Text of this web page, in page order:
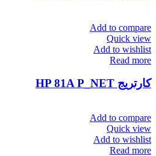
Add to compare
Quick view
Add to wishlist
Read more
کارتریج HP 81A P_NET
Add to compare
Quick view
Add to wishlist
Read more